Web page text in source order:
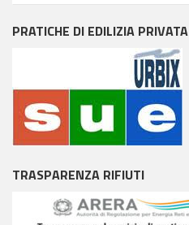
PRATICHE DI EDILIZIA PRIVATA
TRASPARENZA RIFIUTI